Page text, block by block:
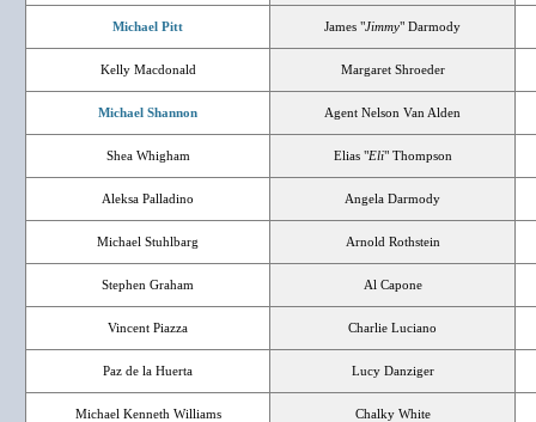
Michael Pitt James "Jimmy" Darmody
Kelly Macdonald Margaret Shroeder
Michael Shannon Agent Nelson Van Alden
Shea Whigham Elias "Eli" Thompson
Aleksa Palladino Angela Darmody
Michael Stuhlbarg Arnold Rothstein
Stephen Graham Al Capone
Vincent Piazza Charlie Luciano
Paz de la Huerta Lucy Danziger
Michael Kenneth Williams Chalky White